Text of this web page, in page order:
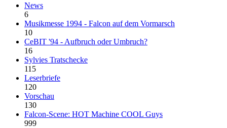
News
6
Musikmesse 1994 - Falcon auf dem Vormarsch
10
CeBIT '94 - Aufbruch oder Umbruch?
16
Sylvies Tratschecke
115
Leserbriefe
120
Vorschau
130
Falcon-Scene: HOT Machine COOL Guys
999